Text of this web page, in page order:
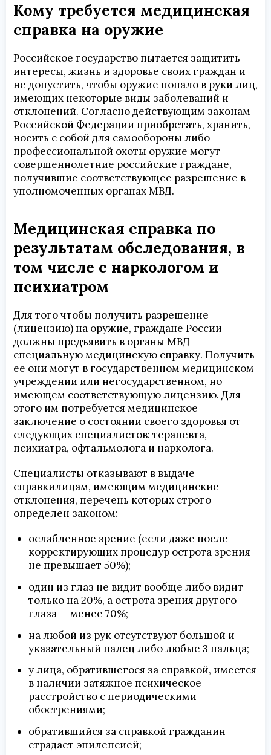
Кому требуется медицинская
справка на оружие
Российское государство пытается защитить
интересы, жизнь и здоровье своих граждан и
не допустить, чтобы оружие попало в руки лиц,
имеющих некоторые виды заболеваний и
отклонений. Согласно действующим законам
Российской Федерации приобретать, хранить,
носить с собой для самообороны либо
профессиональной охоты оружие могут
совершеннолетние российские граждане,
получившие соответствующее разрешение в
уполномоченных органах МВД.
Медицинская справка по
результатам обследования, в
том числе с наркологом и
психиатром
Для того чтобы получить разрешение
(лицензию) на оружие, граждане России
должны предъявить в органы МВД
специальную медицинскую справку. Получить
ее они могут в государственном медицинском
учреждении или негосударственном, но
имеющем соответствующую лицензию. Для
этого им потребуется медицинское
заключение о состоянии своего здоровья от
следующих специалистов: терапевта,
психиатра, офтальмолога и нарколога.
Специалисты отказывают в выдаче
справкилицам, имеющим медицинские
отклонения, перечень которых строго
определен законом:
ослабленное зрение (если даже после
корректирующих процедур острота зрения
не превышает 50%);
один из глаз не видит вообще либо видит
только на 20%, а острота зрения другого
глаза — менее 70%;
на любой из рук отсутствуют большой и
указательный палец либо любые 3 пальца;
у лица, обратившегося за справкой, имеется
в наличии затяжное психическое
расстройство с периодическими
обострениями;
обратившийся за справкой гражданин
страдает эпилепсией;